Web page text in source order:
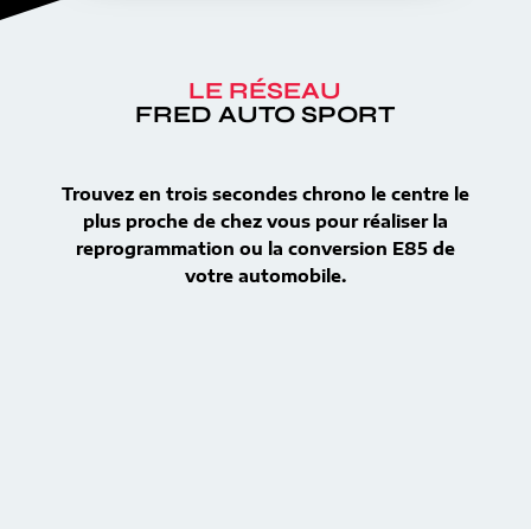
LE RÉSEAU
FRED AUTO SPORT
Trouvez en trois secondes chrono le centre le
plus proche de chez vous pour réaliser la
reprogrammation ou la conversion E85 de
votre automobile.